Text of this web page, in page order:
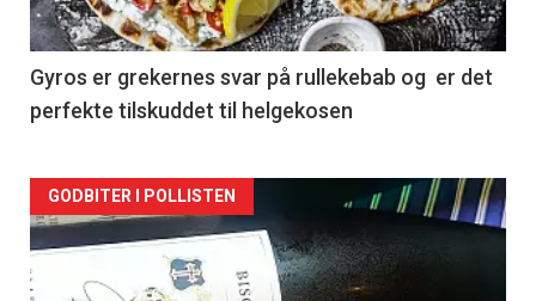
-
2
Gyros er grekernes svar på rullekebab og er det
perfekte tilskuddet til helgekosen
Forsiden
akkurat
GODBITER I POLLISTEN